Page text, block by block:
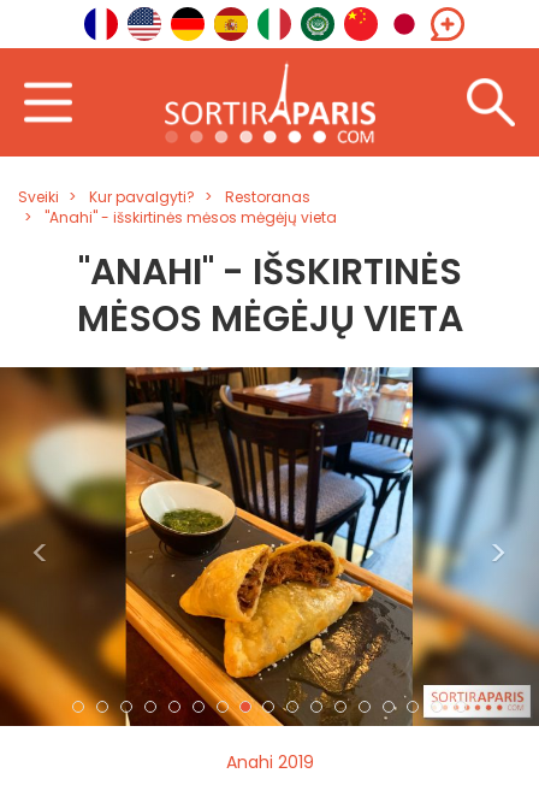
Sveiki Kur pavalgyti?
Restoranas
"Anahi" - išskirtinės mėsos mėgėjų vieta
"ANAHI" - IŠSKIRTINĖS
MĖSOS MĖGĖJŲ VIETA
< >
Anahi 2019